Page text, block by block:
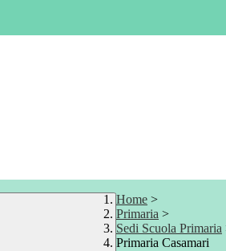
Home >
Primaria >
Sedi Scuola Primaria
Primaria Casamari